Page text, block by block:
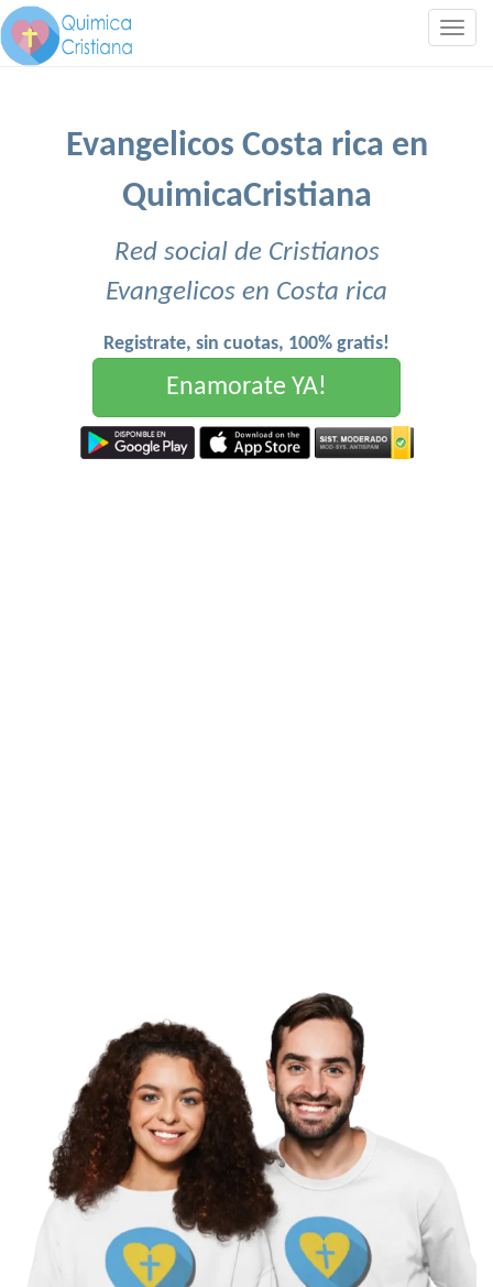
Evangelicos Costa rica en
QuimicaCristiana
Red social de Cristianos
Evangelicos en Costa rica
Registrate, sin cuotas, 100% gratis!
Enamorate YA!